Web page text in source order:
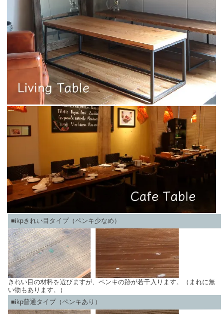
■ikpきれい目タイプ（ペンキ少なめ）
きれい目の材料を選びますが、ペンキの跡が若干入ります。（まれに無
い物もあります。）
■ikp普通タイプ（ペンキあり）